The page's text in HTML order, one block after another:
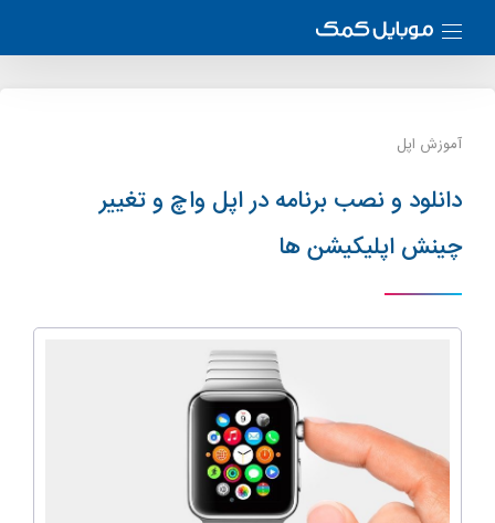
آموزش اپل
دانلود و نصب برنامه در اپل واچ و تغییر
چینش اپلیکیشن ها